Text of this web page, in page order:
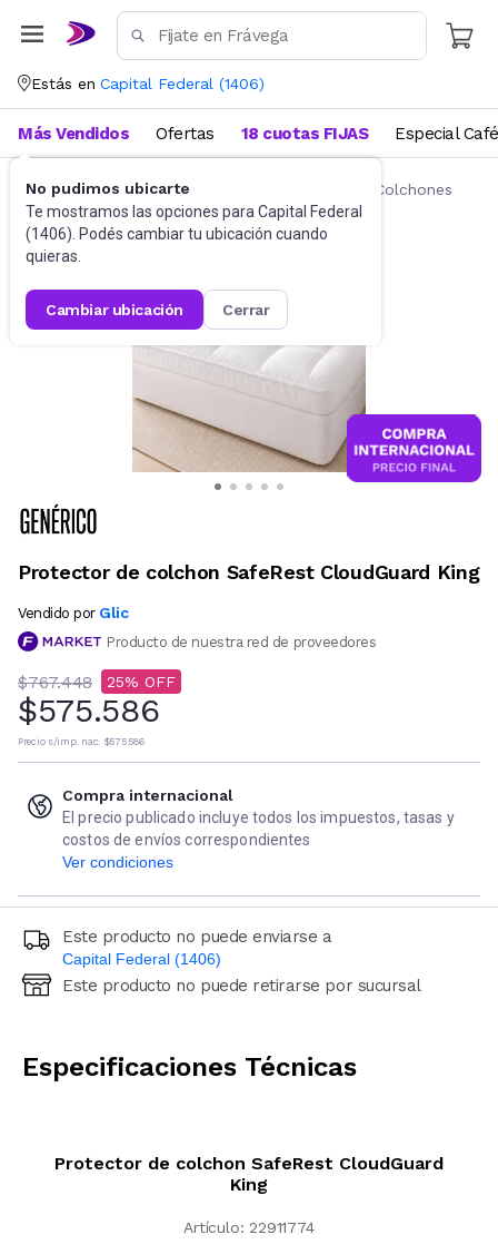
Estás en Capital Federal (1406)
No pudimos ubicarte
Te mostramos las opciones para Capital Federal
(1406). Podés cambiar tu ubicación cuando
quieras.
cambiar ubicación cerrar
Más Vendidos Ofertas 18 cuotas FIJAS Especial Café
Ropa de cama Fundas y Protectores para Colchones
Protector de colchon SafeRest CloudGuard King
Vendido por Glic
Producto de nuestra red de proveedores
$767.448 25
$575.586
Precio s/imp. nac. $575.586
Compra internacional
El precio publicado incluye todos los impuestos, tasas y
costos de envíos correspondientes
Ver condiciones
Este producto no puede enviarse a
Capital Federal (1406)
Ingresá código postal (sólo números)
Este producto no puede retirarse por sucursal
Especificaciones Técnicas
Protector de colchon SafeRest CloudGuard
King
Artículo: 22911774